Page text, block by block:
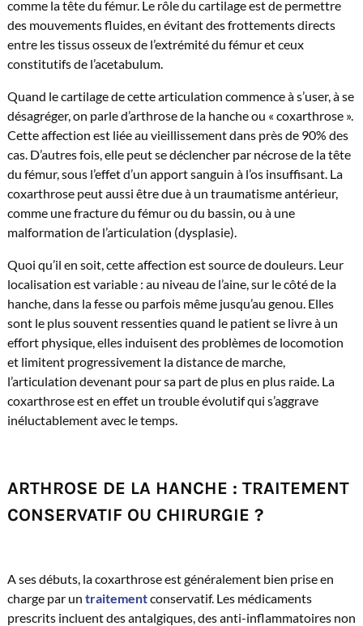
comme la tête du fémur. Le rôle du cartilage est de permettre
des mouvements fluides, en évitant des frottements directs
entre les tissus osseux de l’extrémité du fémur et ceux
constitutifs de l’acetabulum.
Quand le cartilage de cette articulation commence à s’user, à se
désagréger, on parle d’arthrose de la hanche ou « coxarthrose ».
Cette affection est liée au vieillissement dans près de 90% des
cas. D’autres fois, elle peut se déclencher par nécrose de la tête
du fémur, sous l’effet d’un apport sanguin à l’os insuffisant. La
coxarthrose peut aussi être due à un traumatisme antérieur,
comme une fracture du fémur ou du bassin, ou à une
malformation de l’articulation (dysplasie).
Quoi qu’il en soit, cette affection est source de douleurs. Leur
localisation est variable : au niveau de l’aine, sur le côté de la
hanche, dans la fesse ou parfois même jusqu’au genou. Elles
sont le plus souvent ressenties quand le patient se livre à un
effort physique, elles induisent des problèmes de locomotion
et limitent progressivement la distance de marche,
l’articulation devenant pour sa part de plus en plus raide. La
coxarthrose est en effet un trouble évolutif qui s’aggrave
inéluctablement avec le temps.
ARTHROSE DE LA HANCHE : TRAITEMENT
CONSERVATIF OU CHIRURGIE ?
A ses débuts, la coxarthrose est généralement bien prise en
charge par un traitementconservatif. Les médicaments
prescrits incluent des antalgiques, des anti-inflammatoires non